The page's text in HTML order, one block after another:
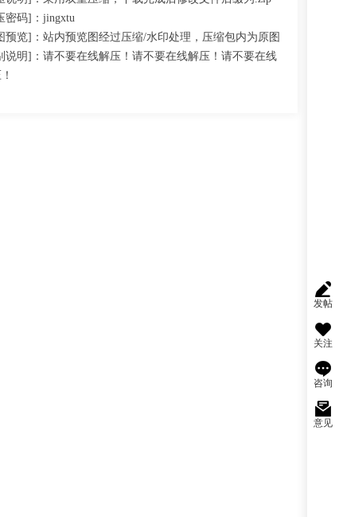
发帖
关注
咨询
意见
密码]：jingxtu
预览]：站内预览图经过压缩/水印处理，压缩包内为原图
说明]：请不要在线解压！请不要在线解压！请不要在线